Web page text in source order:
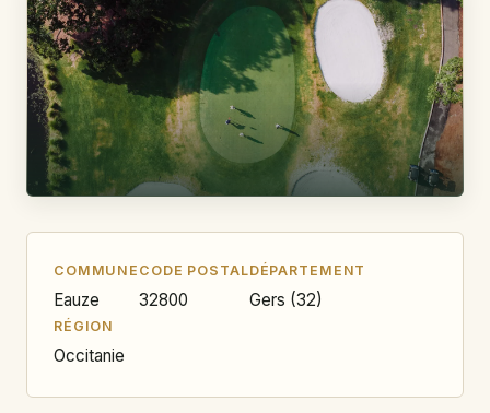
COMMUNE
Eauze
CODE POSTAL
32800
DÉPARTEMENT
Gers (32)
RÉGION
Occitanie